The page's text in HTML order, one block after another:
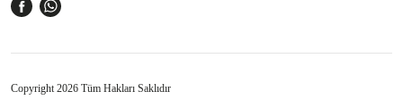
Copyright 2026 Tüm Hakları Saklıdır